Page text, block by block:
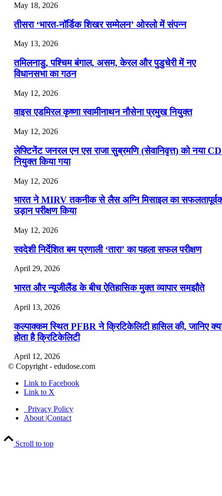
May 18, 2026
तीसरा ‘भारत-नॉर्डिक शिखर सम्मेलन’ ओस्लो में संपन्न
May 13, 2026
तमिलनाडु, पश्चिम बंगाल, असम, केरल और पुडुचेरी में नए
विधानसभा का गठन
May 12, 2026
वाइस एडमिरल कृष्णा स्वामीनाथन नौसेना प्रमुख नियुक्त
May 12, 2026
लेफ्टिनेंट जनरल एन एस राजा सुब्रमणि (सेवानिवृत्त) को नया
नियुक्त किया गया
May 12, 2026
भारत ने MIRV तकनीक से लैस अग्नि मिसाइल का
उड़ान परीक्षण किया
May 12, 2026
स्वदेशी निर्देशित बम प्रणाली ‘तारा’ का पहला सफल परीक्षण
April 29, 2026
भारत और न्यूजीलैंड के बीच ऐतिहासिक मुक्त व्यापार समझौते
April 13, 2026
कल्पाक्कम स्थित PFBR ने क्रिटिकेलिटी हासिल की, जानिए
होता है क्रिटिकेलिटी
April 12, 2026
April 9, 2026
नासा का आर्टेमिस-2 मिशन: मनुष्य एक बार फिर से चंद्रमा के
पहुंचा
April 7, 2026
© Copyright - edudose.com
Link to Facebook
Link to X
Privacy Policy
About |Contact
Scroll to top